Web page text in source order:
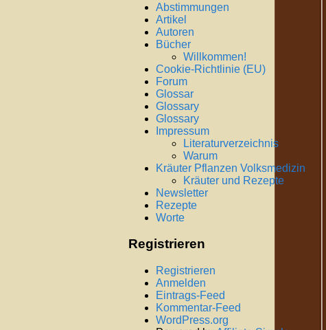
Abstimmungen
Artikel
Autoren
Bücher
Willkommen!
Cookie-Richtlinie (EU)
Forum
Glossar
Glossary
Glossary
Impressum
Literaturverzeichnis
Warum
Kräuter Pflanzen Volksmedizin
Kräuter und Rezepte
Newsletter
Rezepte
Worte
Registrieren
Registrieren
Anmelden
Eintrags-Feed
Kommentar-Feed
WordPress.org